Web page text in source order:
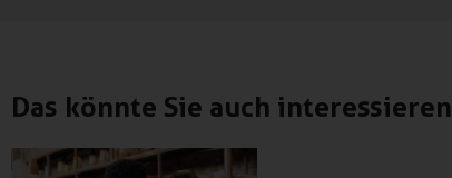
Das könnte Sie auch interessieren